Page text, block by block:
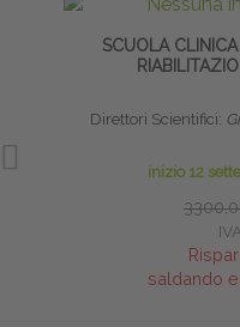
SCUOLA
Direttori Scientifici:
inizio 12
saldando